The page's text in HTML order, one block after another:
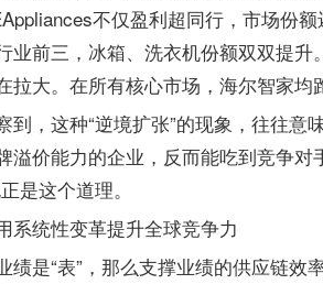
不仅盈利超同行，市场份
业前三，冰箱、洗衣机份额双双提
拉大。在所有核心市场，海尔智家均
到，这种“逆境扩张”的现象，往往
溢价能力的企业，反而能吃到竞争对
是这个道理。
系统性变革提升全球竞争力
绩是“表”，那么支撑业绩的供应链效